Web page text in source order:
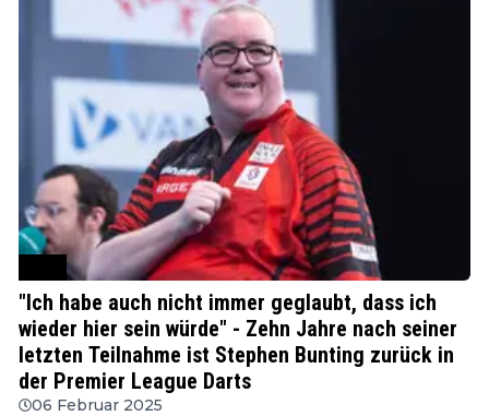
"Ich habe auch nicht immer geglaubt, dass ich
wieder hier sein würde" - Zehn Jahre nach seiner
letzten Teilnahme ist Stephen Bunting zurück in
der Premier League Darts
06 Februar 2025